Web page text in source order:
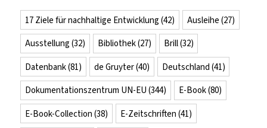
17 Ziele für nachhaltige Entwicklung (42) Ausleihe (27)
Ausstellung (32) Bibliothek(27) Brill(32)
Datenbank(81) de Gruyter(40) Deutschland (41)
Dokumentationszentrum UN-EU (344) E-Book(80)
E-Book-Collection (38) E-Zeitschriften (41)